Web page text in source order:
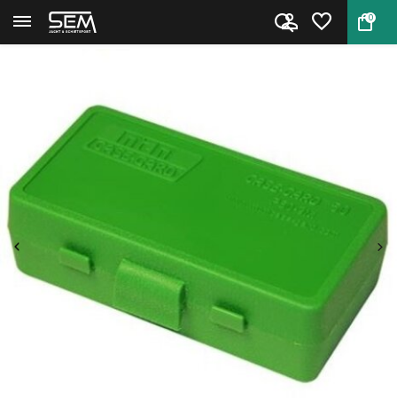
0
Terug Home Case Gard P-50 9M van MTM